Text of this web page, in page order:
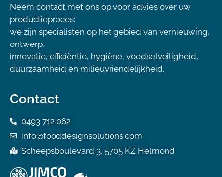
Neem contact met ons op voor advies over uw
productieproces:
we zijn specialisten op het gebied van vernieuwing,
ontwerp,
innovatie, efficiëntie, hygiëne, voedselveiligheid,
duurzaamheid en milieuvriendelijkheid.
Contact
0493 712 062
info@fooddesignsolutions.com
Scheepsboulevard 3, 5705 KZ Helmond